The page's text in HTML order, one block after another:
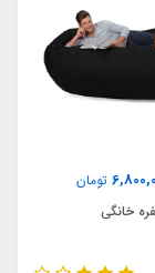
تومان
خانگی